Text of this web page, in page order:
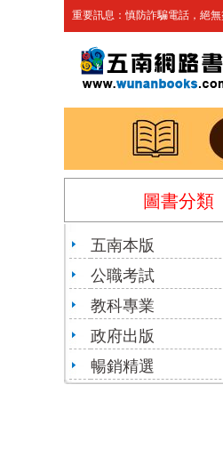
重要訊息：慎防詐騙電話，絕
圖書分類
五南本版
公職考試
教科專業
政府出版
暢銷精選